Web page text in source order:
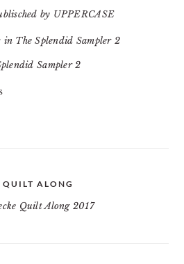
by UPPERCASE
Sampler 2
ALONG